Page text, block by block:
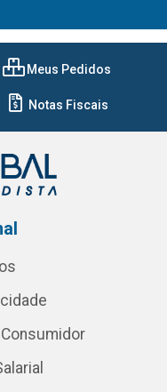
Meus Pedidos
Notas Fiscais